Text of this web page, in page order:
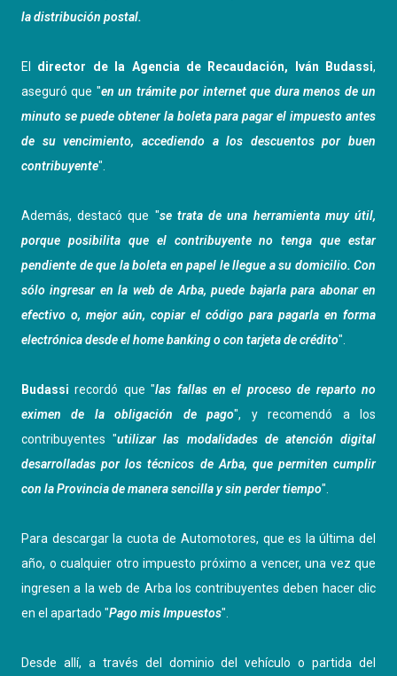
la distribución postal.
El director de la Agencia de Recaudación, Iván Budassi,
aseguró que "en un trámite por internet que dura menos de un
minuto se puede obtener la boleta para pagar el impuesto antes
de su vencimiento, accediendo a los descuentos por buen
contribuyente".
Además, destacó que "se trata de una herramienta muy útil,
porque posibilita que el contribuyente no tenga que estar
pendiente de que la boleta en papel le llegue a su domicilio. Con
sólo ingresar en la web de Arba, puede bajarla para abonar en
efectivo o, mejor aún, copiar el código para pagarla en forma
electrónica desde el home banking o con tarjeta de crédito".
Budassirecordó que "las fallas en el proceso de reparto no
eximen de la obligación de pago", y recomendó a los
contribuyentes "utilizar las modalidades de atención digital
desarrolladas por los técnicos de Arba, que permiten cumplir
con la Provincia de manera sencilla y sin perder tiempo".
Para descargar la cuota de Automotores, que es la última del
año, o cualquier otro impuesto próximo a vencer, una vez que
ingresen a la web de Arba los contribuyentes deben hacer clic
en el apartado "Pago mis Impuestos".
Desde allí, a través del dominio del vehículo o partida del